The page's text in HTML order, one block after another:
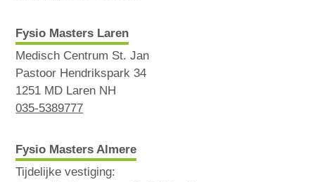
Fysio Masters Laren
Medisch Centrum St. Jan
Pastoor Hendrikspark 34
1251 MD Laren NH
035-5389777
Fysio Masters Almere
Tijdelijke vestiging: